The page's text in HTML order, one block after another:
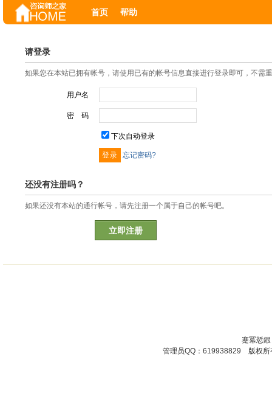
首页 帮助
请登录
如果您在本站已拥有帐号，请使用已有的帐号信息直接进行登录即可，不需
用户名
密 码
下次自动登录
忘记密码?
还没有注册吗？
如果还没有本站的通行帐号，请先注册一个属于自己的帐号吧。
立即注册
蹇冪悊
管理员QQ：619938829 版权